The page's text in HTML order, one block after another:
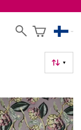
▼